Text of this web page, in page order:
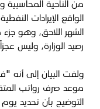
من الناحية المحاسبية
الواقع الإيرادات
الشهر اللاحق، وهو
رصيد الوزارة، وليس
ولفت البيان إلى أنه
موعد صرف رواتب